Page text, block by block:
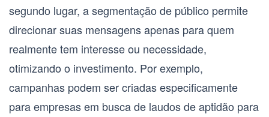
segundo lugar, asegmentação de público permite
direcionar suas mensagens apenas para quem
realmente tem interesse ou necessidade,
otimizando o investimento. Por exemplo,
campanhas podem ser criadas especificamente
para empresas em busca de laudos de aptidão para